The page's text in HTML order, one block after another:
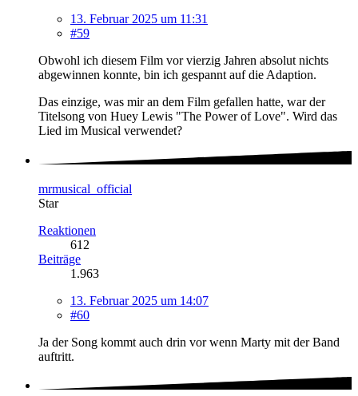
13. Februar 2025 um 11:31
#59
Obwohl ich diesem Film vor vierzig Jahren absolut nichts
abgewinnen konnte, bin ich gespannt auf die Adaption.
Das einzige, was mir an dem Film gefallen hatte, war der
Titelsong von Huey Lewis "The Power of Love". Wird das
Lied im Musical verwendet?
mrmusical_official
Star
Reaktionen
612
Beiträge
1.963
13. Februar 2025 um 14:07
#60
Ja der Song kommt auch drin vor wenn Marty mit der Band
auftritt.